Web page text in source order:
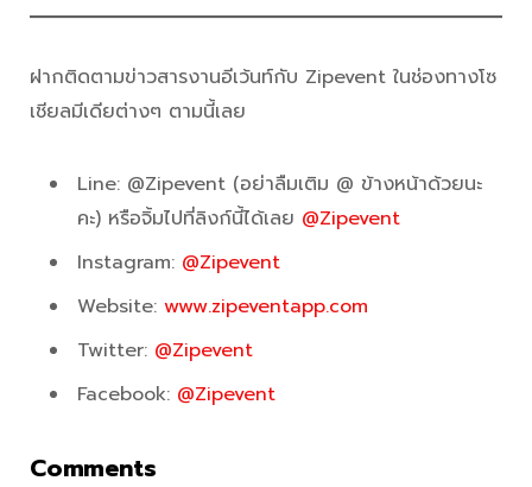
ฝากติดตามข่าวสารงานอีเว้นท์กับ Zipevent ในช่องทางโซ
เชียลมีเดียต่างๆ ตามนี้เลย
Line: @Zipevent (อย่าลืมเติม @ ข้างหน้าด้วยนะ
คะ) หรือจิ้มไปที่ลิงก์นี้ได้เลย @Zipevent
Instagram: @Zipevent
Website: www.zipeventapp.com
Twitter: @Zipevent
Facebook: @Zipevent
Comments